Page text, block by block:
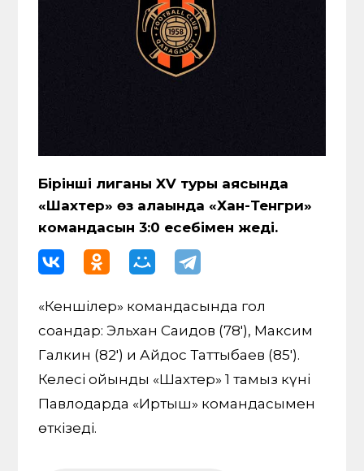
Бірінші лиганың XV туры аясында
«Шахтер» өз алаңында «Хан-Тенгри»
командасын 3:0 есебімен жеңді.
«Кеншілер» командасында гол
соққандар: Эльхан Саидов (78'), Максим
Галкин (82') и Айдос Таттыбаев (85').
Келесі ойынды «Шахтер» 1 тамыз күні
Павлодарда «Иртыш» командасымен
өткізеді.